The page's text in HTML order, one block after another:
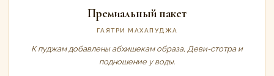
Премиальный пакет
ГАЯТРИ МАХАПУДЖА
К пуджам добавлены абхишекам образа, Деви-стотра и
подношение у воды.